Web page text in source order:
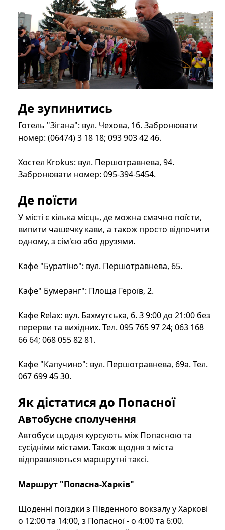
Де зупинитись
Готель "Зігана": вул. Чехова, 16. Забронювати
номер: (06474) 3 18 18; 093 903 42 46.
Хостел Krokus: вул. Першотравнева, 94.
Забронювати номер: 095-394-5454.
Де поїсти
У місті є кілька місць, де можна смачно поїсти,
випити чашечку кави, а також просто відпочити
одному, з сім'єю або друзями.
Кафе "Буратіно": вул. Першотравнева, 65.
Кафе" Бумеранг": Площа Героїв, 2.
Кафе Relax: вул. Бахмутська, 6. З 9:00 до 21:00 без
перерви та вихідних. Тел. 095 765 97 24; 063 168
66 64; 068 055 82 81.
Кафе "Капучино": вул. Першотравнева, 69а. Тел.
067 699 45 30.
Як дістатися до Попасної
Автобусне сполучення
Автобуси щодня курсують між Попасною та
сусідніми містами. Також щодня з міста
відправляються маршрутні таксі.
Маршрут "Попасна-Харків"
Щоденні поїздки з Південного вокзалу у Харкові
о 12:00 та 14:00, з Попасної - о 4:00 та 6:00.